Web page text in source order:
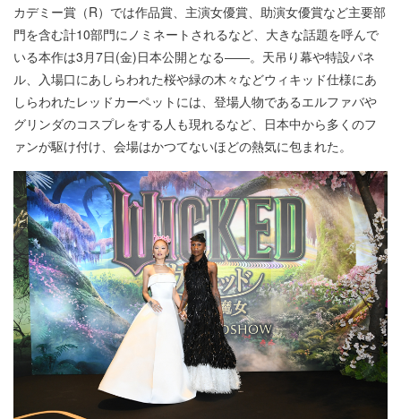
カデミー賞（R）では作品賞、主演女優賞、助演女優賞など主要部
門を含む計10部門にノミネートされるなど、大きな話題を呼んで
いる本作は3月7日(金)日本公開となる――。天吊り幕や特設パネ
ル、入場口にあしらわれた桜や緑の木々などウィキッド仕様にあ
しらわれたレッドカーペットには、登場人物であるエルファバや
グリンダのコスプレをする人も現れるなど、日本中から多くのフ
ァンが駆け付け、会場はかつてないほどの熱気に包まれた。